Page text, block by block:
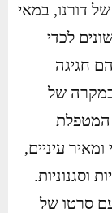
דורנו, במאי
לכדי
חגיגה
במקרה של
המטפלת
עיניים,
וסגנוניות.
סרטו של